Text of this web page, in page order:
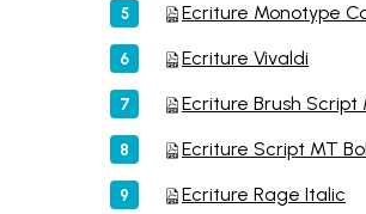
Ecriture Monotype
Ecriture Vivaldi
Ecriture Brush Script
Ecriture Script MT
Ecriture Rage Italic